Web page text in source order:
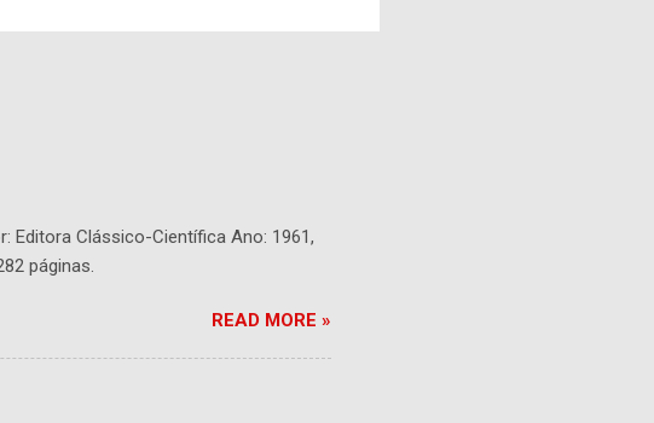
Editora Clássico-Científica Ano: 1961,
páginas.
READ MORE »